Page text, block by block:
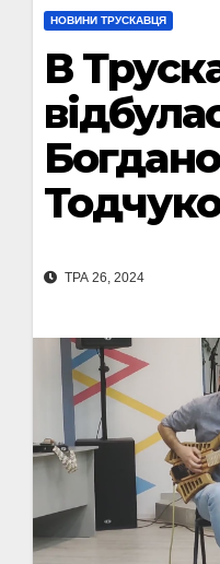
НОВИНИ ТРУСКАВЦЯ
В
ТРА 26, 2024